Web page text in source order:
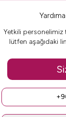
Yetkili personelimiz
lütfen aşağıdaki